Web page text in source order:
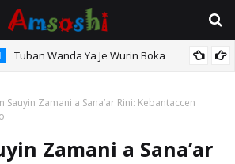
Tuban Wanda Ya Je Wurin Boka
Sauyin Zamani a Sana’ar Rini: Kebantaccen
Zamani a Sana’ar